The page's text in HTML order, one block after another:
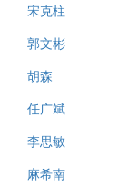
宋克柱
郭文彬
胡森
任广斌
李思敏
麻希南